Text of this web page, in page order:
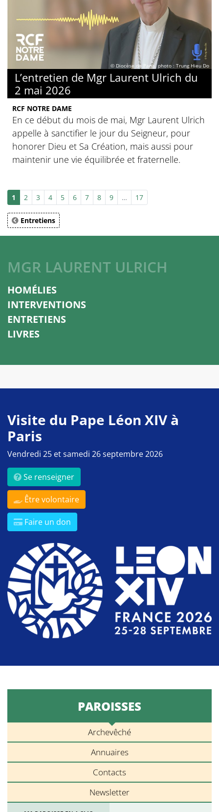
© Diocèse de Paris, photo : Trung Hieu Do
L’entretien de Mgr Laurent Ulrich du
2 mai 2026
RCF NOTRE DAME
En ce début du mois de mai, Mgr Laurent Ulrich
appelle à sanctifier le jour du Seigneur, pour
honorer Dieu et Sa Création, mais aussi pour
maintenir une vie équilibrée et fraternelle.
1 2 3 4 5 6 7 8 9 … 17
Entretiens
MGR LAURENT ULRICH
HOMÉLIES
INTERVENTIONS
ENTRETIENS
LIVRES
Visite du Pape Léon XIV à
Paris
Vendredi 25 et samedi 26 septembre 2026
Se renseigner
Être volontaire
Faire un don
PAROISSES
Archevêché
Annuaires
Contacts
Newsletter